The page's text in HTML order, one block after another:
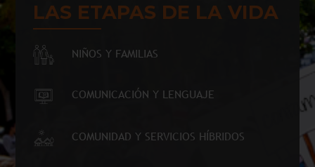
LAS ETAPAS DE LA VIDA
NIÑOS Y FAMILIAS
COMUNICACIÓN Y LENGUAJE
COMUNIDAD Y SERVICIOS HÍBRIDOS